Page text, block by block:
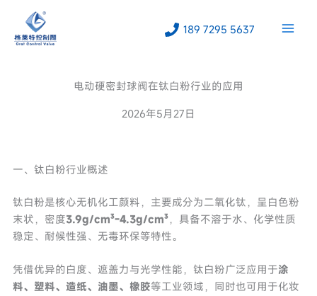
189 7295 5637
电动硬密封球阀在钛白粉行业的应用
2026年5月27日
一、钛白粉行业概述
钛白粉是核心无机化工颜料，主要成分为二氧化钛，呈白色粉
末状，密度3.9g/cm³-4.3g/cm³，具备不溶于水、化学性质
稳定、耐候性强、无毒环保等特性。
凭借优异的白度、遮盖力与光学性能，钛白粉广泛应用于涂
料、塑料、造纸、油墨、橡胶等工业领域，同时也可用于化妆